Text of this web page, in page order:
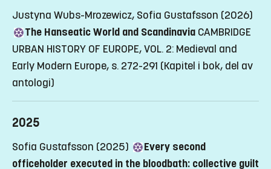
Justyna Wubs-Mrozewicz, Sofia Gustafsson (2026)
The Hanseatic World and Scandinavia CAMBRIDGE
URBAN HISTORY OF EUROPE, VOL. 2: Medieval and
Early Modern Europe, s. 272-291 (Kapitel i bok, del av
antologi)
2025
Sofia Gustafsson (2025)
Every second
officeholder executed in the bloodbath: collective guilt